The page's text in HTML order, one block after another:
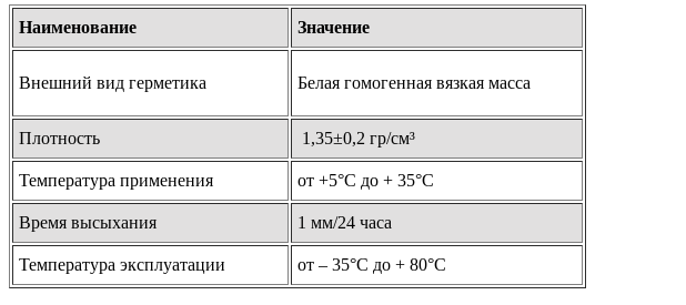
Наименование Значение
Внешний вид герметика Белая гомогенная вязкая масса
Плотность 1,35±0,2 гр/см³
Температура применения от +5°С до + 35°С
Время высыхания 1 мм/24 часа
Температура эксплуатации от – 35°С до + 80°С